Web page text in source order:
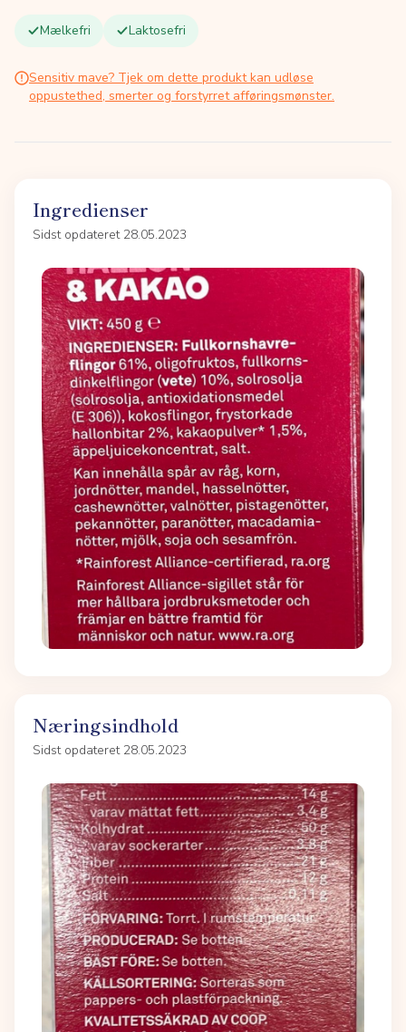
Mælkefri Laktosefri
Sensitiv mave? Tjek om dette produkt kan udløse
oppustethed, smerter og forstyrret afføringsmønster.
Ingredienser
Sidst opdateret 28.05.2023
Næringsindhold
Sidst opdateret 28.05.2023